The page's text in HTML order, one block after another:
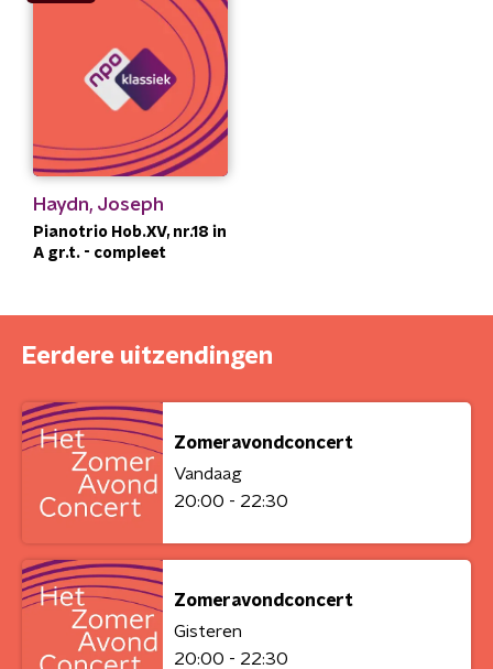
Haydn, Joseph
Pianotrio Hob.XV, nr.18 in
A gr.t. - compleet
Eerdere uitzendingen
Zomeravondconcert
Vandaag
20:00 - 22:30
Zomeravondconcert
Gisteren
20:00 - 22:30